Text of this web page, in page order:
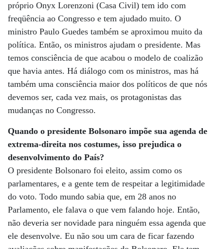
próprio Onyx Lorenzoni (Casa Civil) tem ido com
freqüência ao Congresso e tem ajudado muito. O
ministro Paulo Guedes também se aproximou muito da
política. Então, os ministros ajudam o presidente. Mas
temos consciência de que acabou o modelo de coalizão
que havia antes. Há diálogo com os ministros, mas há
também uma consciência maior dos políticos de que nós
devemos ser, cada vez mais, os protagonistas das
mudanças no Congresso.
Quando o presidente Bolsonaro impõe sua agenda de
extrema-direita nos costumes, isso prejudica o
desenvolvimento do País?
O presidente Bolsonaro foi eleito, assim como os
parlamentares, e a gente tem de respeitar a legitimidade
do voto. Todo mundo sabia que, em 28 anos no
Parlamento, ele falava o que vem falando hoje. Então,
não deveria ser novidade para ninguém essa agenda que
ele desenvolve. Eu não sou um cara de ficar fazendo